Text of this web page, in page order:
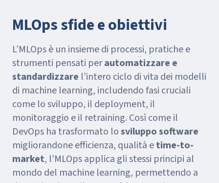
MLOps sfide e obiettivi
L’MLOps è un insieme di processi, pratiche e
strumenti pensati perautomatizzare e
standardizzare l’intero ciclo di vita dei modelli
di machine learning, includendo fasi cruciali
come lo sviluppo, il deployment, il
monitoraggio e il retraining. Così come il
DevOps ha trasformato losviluppo software
migliorandone efficienza, qualità etime-to-
market, l’MLOps applica gli stessi principi al
mondo del machine learning, permettendo a